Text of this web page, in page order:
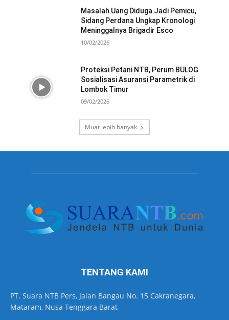
Masalah Uang Diduga Jadi Pemicu,
Sidang Perdana Ungkap Kronologi
Meninggalnya Brigadir Esco
10/02/2026
Proteksi Petani NTB, Perum BULOG
Sosialisasi Asuransi Parametrik di
Lombok Timur
09/02/2026
Muat lebih banyak
TENTANG KAMI
PT. Suara NTB Pers, Jalan Bangau No. 15 Cakranegara,
Mataram, Nusa Tenggara Barat